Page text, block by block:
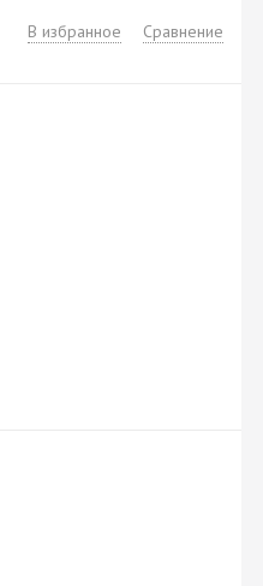
В избранное Сравнение